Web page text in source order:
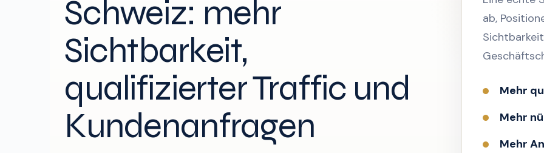
Schweiz: mehr
Sichtbarkeit,
qualifizierter Traffic und
Kundenanfragen
ab,
Mehr
Mehr
Mehr